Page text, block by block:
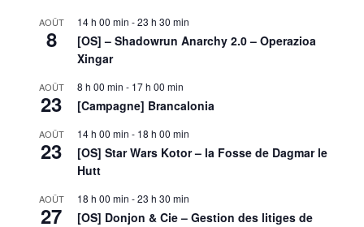
AOÛT
8
14 h 00 min -23 h 30 min
[OS] – Shadowrun Anarchy 2.0 – Operazioa
Xingar
AOÛT
23
8 h 00 min - 17 h 00 min
[Campagne] Brancalonia
AOÛT
23
14 h 00 min - 18 h 00 min
[OS] Star Wars Kotor – la Fosse de Dagmar le
Hutt
AOÛT
27
18 h 00 min -23 h 30 min
[OS] Donjon & Cie – Gestion des litiges de